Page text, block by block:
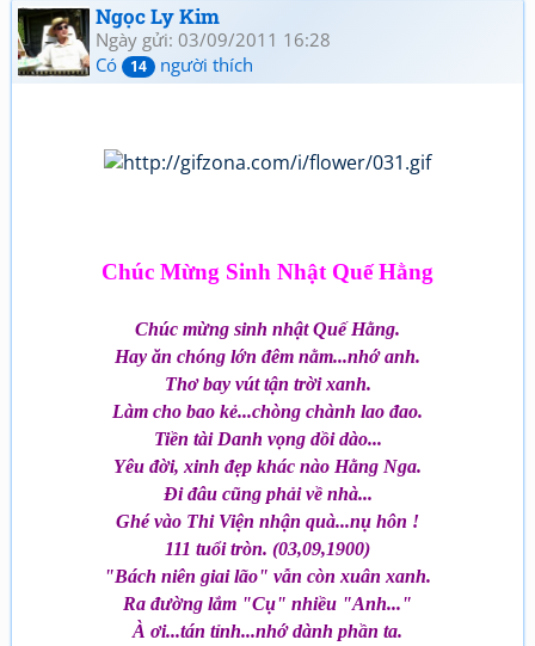
Ngọc Ly Kim
Ngày gửi: 03/09/2011 16:28
Có
14 người thích
Chúc Mừng Sinh Nhật Quế Hằng
Chúc mừng sinh nhật Quế Hằng.
Hay ăn chóng lớn đêm nằm...nhớ anh.
Thơ bay vút tận trời xanh.
Làm cho bao kẻ...chòng chành lao đao.
Tiền tài Danh vọng dồi dào...
Yêu đời, xinh đẹp khác nào Hằng Nga.
Đi đâu cũng phải về nhà...
Ghé vào Thi Viện nhận quà...nụ hôn !
111 tuổi tròn. (03,09,1900)
"Bách niên giai lão" vẫn còn xuân xanh.
Ra đường lắm "Cụ" nhiều "Anh..."
À ơi...tán tỉnh...nhớ dành phần ta.